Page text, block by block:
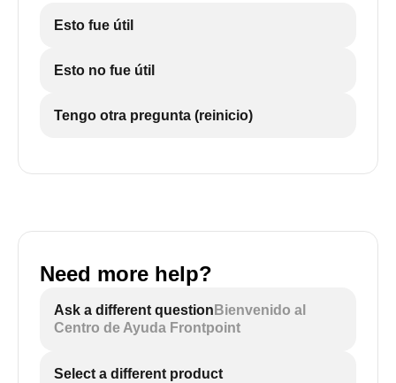
Esto fue útil
Esto no fue útil
Tengo otra pregunta (reinicio)
Need more help?
Ask a different question Bienvenido al
Centro de Ayuda Frontpoint
Select a different product